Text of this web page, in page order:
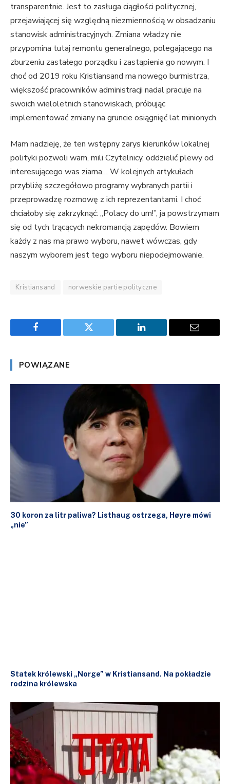
transparentnie. Jest to zasługa ciągłości politycznej,
przejawiającej się względną niezmiennością w obsadzaniu
stanowisk administracyjnych. Zmiana władzy nie
przypomina tutaj remontu generalnego, polegającego na
zburzeniu zastałego porządku i zastąpienia go nowym. I
choć od 2019 roku Kristiansand ma nowego burmistrza,
większość pracowników administracji nadal pracuje na
swoich wieloletnich stanowiskach, próbując
implementować zmiany na gruncie osiągnięć lat minionych.
Mam nadzieję, że ten wstępny zarys kierunków lokalnej
polityki pozwoli wam, mili Czytelnicy, oddzielić plewy od
interesującego was ziarna… W kolejnych artykułach
przybliżę szczegółowo programy wybranych partii i
przeprowadzę rozmowę z ich reprezentantami. I choć
chciałoby się zakrzyknąć: „Polacy do urn!”, ja powstrzymam
się od tych trącących nekromancją zapędów. Bowiem
każdy z nas ma prawo wyboru, nawet wówczas, gdy
naszym wyborem jest tego wyboru niepodejmowanie.
Kristiansand norweskie partie polityczne
Facebook Twitter LinkedIn Email
POWIĄZANE
30 koron za litr paliwa? Listhaug ostrzega, Høyre mówi
„nie”
Statek królewski „Norge” w Kristiansand. Na pokładzie
rodzina królewska